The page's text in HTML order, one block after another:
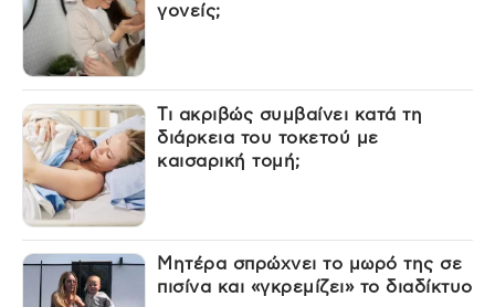
γονείς;
Τι ακριβώς συμβαίνει κατά τη
διάρκεια του τοκετού με
καισαρική τομή;
Μητέρα σπρώχνει το μωρό της σε
πισίνα και «γκρεμίζει» το διαδίκτυο